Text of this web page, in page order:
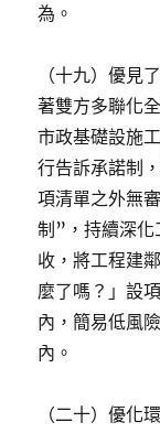
為。
（十九）優見
著雙方多聯化
市政基礎設施
行告訴承諾制
項清單之外無
制”，持續深
收，將工程建
麼了嗎？」設
內，簡易低風
內。
（二十）優化